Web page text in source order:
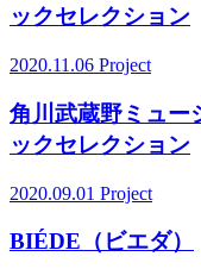
ックセレクション
2020.11.06 Project
角川武蔵野ミュ
ックセレクション
2020.09.01 Project
BIÉDE（ビエダ）